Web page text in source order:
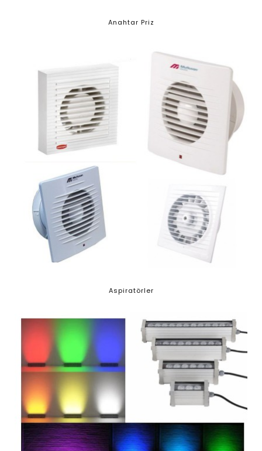
Anahtar Priz
Aspiratörler